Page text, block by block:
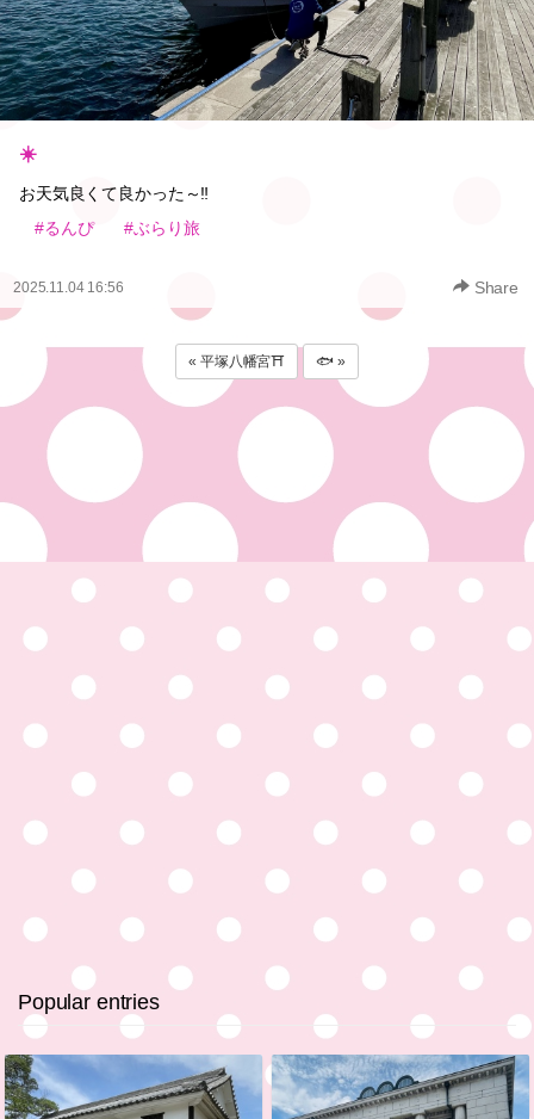
☀️
お天気良くて良かった～‼️
#るんぴ
#ぶらり旅
2025.11.04 16:56 Share
« 平塚八幡宮⛩ 🐟 »
Popular entries